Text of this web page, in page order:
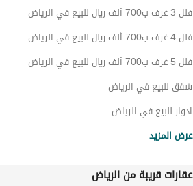
فلل 3 غرف ب700 ألف ريال للبيع في الرياض
فلل 4 غرف ب700 ألف ريال للبيع في الرياض
فلل 5 غرف ب700 ألف ريال للبيع في الرياض
شقق للبيع في الرياض
ادوار للبيع في الرياض
استراحات للبيع في الرياض
عرض المزيد
عقارات قريبة من الرياض